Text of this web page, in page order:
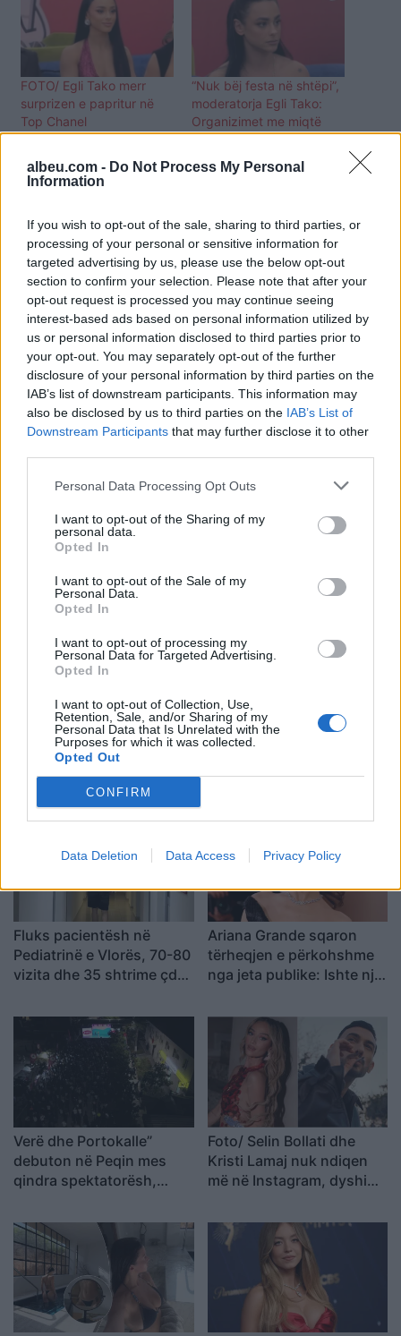
albeu.com - Do Not Process My Personal
Information
If you wish to opt-out of the sale, sharing to third parties, or
processing of your personal or sensitive information for
targeted advertising by us, please use the below opt-out
section to confirm your selection. Please note that after your
opt-out request is processed you may continue seeing
interest-based ads based on personal information utilized by
us or personal information disclosed to third parties prior to
your opt-out. You may separately opt-out of the further
disclosure of your personal information by third parties on the
IAB’s list of downstream participants. This information may
also be disclosed by us to third parties on the IAB’s List of
Downstream Participants that may further disclose it to other
Personal Data Processing Opt Outs
I want to opt-out of the Sharing of my
personal data.
Opted In
I want to opt-out of the Sale of my
Personal Data.
Opted In
I want to opt-out of processing my
Personal Data for Targeted Advertising.
Opted In
I want to opt-out of Collection, Use,
Retention, Sale, and/or Sharing of my
Personal Data that Is Unrelated with the
Purposes for which it was collected.
Opted Out
CONFIRM
Data Deletion Data Access Privacy Policy
FOTO/ Egli Tako merr
surprizen e papritur në
Top Chanel
“Nuk bëj festa në shtëpi”,
moderatorja Egli Tako:
Organizimet me miqtë
janë reduktuar
FOTO/ “O jetë, po vjen…”
– Egli Tako paralajmëron
një tjetër bashkëpunim
surprizë
Tags:
egli tako ,
Egli Tako identiteti i
ndjekeses
,
Fluks pacientësh në
Pediatrinë e Vlorës, 70-80
vizita dhe 35 shtrime çdo
Ariana Grande sqaron
tërheqjen e përkohshme
nga jeta publike: Ishte një
kohësh
Verë dhe Portokalle”
debuton në Peqin mes
qindra spektatorësh,
Kavajë
Foto/ Selin Bollati dhe
Kristi Lamaj nuk ndiqen
më në Instagram, dyshime
banorëve të Big Brother
VIP 5